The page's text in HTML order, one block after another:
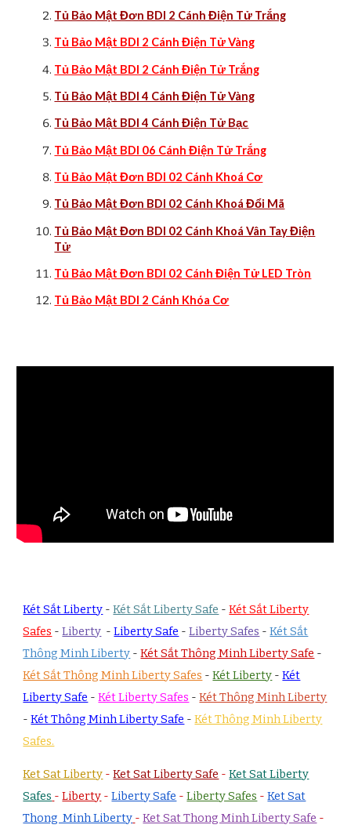
Tủ Bảo Mật Đơn BDI 2 Cánh Điện Tử Trắng
Tủ Bảo Mật BDI 2 Cánh Điện Tử Vàng
Tủ Bảo Mật BDI 2 Cánh Điện Tử Trắng
Tủ Bảo Mật BDI 4 Cánh Điện Tử Vàng
Tủ Bảo Mật BDI 4 Cánh Điện Tử Bạc
Tủ Bảo Mật BDI 06 Cánh Điện Tử Trắng
Tủ Bảo Mật Đơn BDI 02 Cánh Khoá Cơ
Tủ Bảo Mật Đơn BDI 02 Cánh Khoá Đổi Mã
Tủ Bảo Mật Đơn BDI 02 Cánh Khoá Vân Tay Điện
Tử
Tủ Bảo Mật Đơn BDI 02 Cánh Điện Tử LED Tròn
Tủ Bảo Mật BDI 2 Cánh Khóa Cơ
Két Sắt Liberty -Két Sắt Liberty Safe -Két Sắt Liberty
Safes -Liberty -Liberty Safe -Liberty Safes -Két Sắt
Thông Minh Liberty -Két Sắt Thông Minh Liberty Safe -
Két Sắt Thông Minh Liberty Safes -Két Liberty -Két
Liberty Safe -Két Liberty Safes -Két Thông Minh Liberty
-Két Thông Minh Liberty Safe -Két Thông Minh Liberty
Safes.
Ket Sat Liberty -Ket Sat Liberty Safe -Ket Sat Liberty
Safes -Liberty -Liberty Safe -Liberty Safes -Ket Sat
Thong Minh Liberty -Ket Sat Thong Minh Liberty Safe -